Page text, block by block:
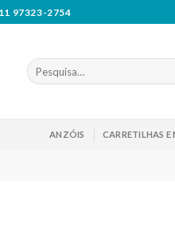
97323-2754
Pesquisar
por:
ANZÓIS CARRETILHAS E